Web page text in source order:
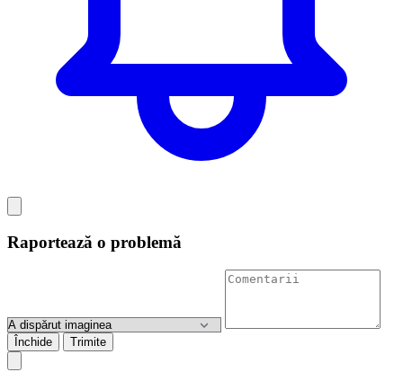
Raportează o problemă
Închide Trimite